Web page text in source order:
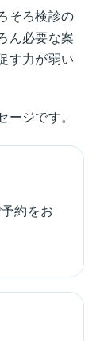
そろ検診の
ん必要な案
す力が弱い
ジです。
約をお